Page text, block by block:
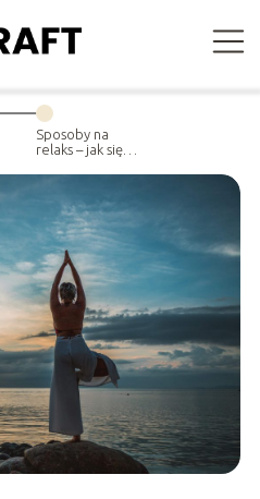
Sposoby na
relaks – jak się